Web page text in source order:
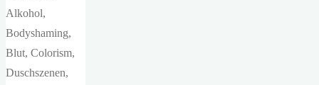
Alkohol,
Bodyshaming,
Blut, Colorism,
Duschszenen,